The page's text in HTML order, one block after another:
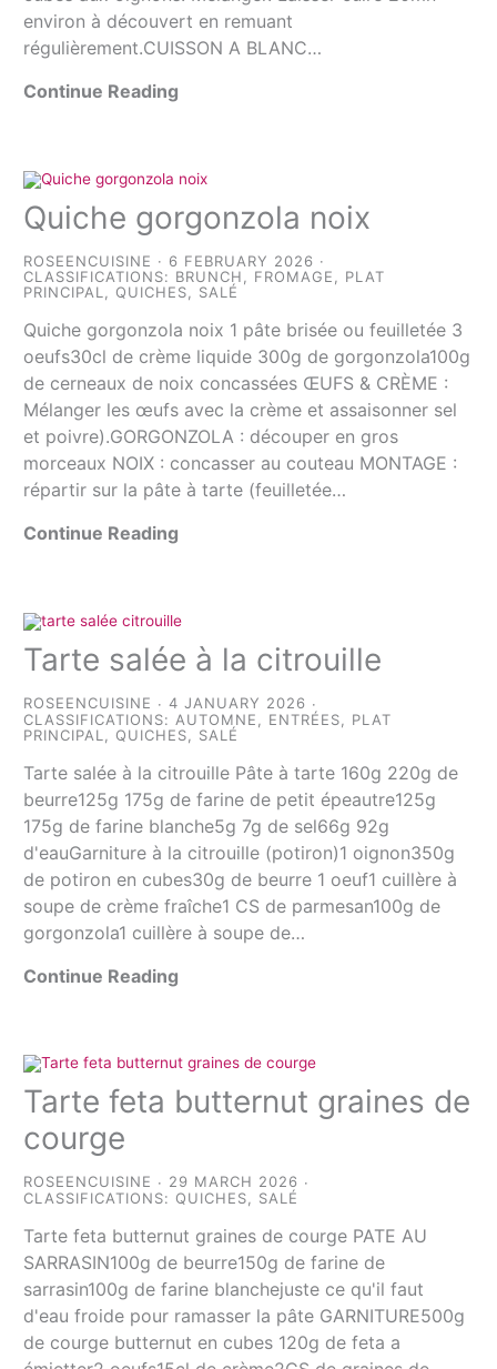
environ à découvert en remuant
régulièrement.CUISSON A BLANC…
Continue Reading
Quiche gorgonzola noix
ROSEENCUISINE
6 FEBRUARY 2026
CLASSIFICATIONS: BRUNCH, FROMAGE, PLAT
PRINCIPAL,QUICHES, SALÉ
Quiche gorgonzola noix 1 pâte brisée ou feuilletée 3
oeufs30cl de crème liquide 300g de gorgonzola100g
de cerneaux de noix concassées ŒUFS & CRÈME :
Mélanger les œufs avec la crème et assaisonner sel
et poivre).GORGONZOLA : découper en gros
morceaux NOIX : concasser au couteau MONTAGE :
répartir sur la pâte à tarte (feuilletée…
Continue Reading
Tarte salée à la citrouille
ROSEENCUISINE
4 JANUARY 2026
CLASSIFICATIONS: AUTOMNE ENTRÉES
PLAT
PRINCIPAL
,QUICHES SALÉ
Tarte salée à la citrouille Pâte à tarte 160g 220g de
beurre125g 175g de farine de petit épeautre125g
175g de farine blanche5g 7g de sel66g 92g
d'eauGarniture à la citrouille (potiron)1 oignon350g
de potiron en cubes30g de beurre 1 oeuf1 cuillère à
soupe de crème fraîche1 CS de parmesan100g de
gorgonzola1 cuillère à soupe de…
Continue Reading
Tarte feta butternut graines de
courge
ROSEENCUISINE
29 MARCH 2026
CLASSIFICATIONS:QUICHES, SALÉ
Tarte feta butternut graines de courge PATE AU
SARRASIN100g de beurre150g de farine de
sarrasin100g de farine blanchejuste ce qu'il faut
d'eau froide pour ramasser la pâte GARNITURE500g
de courge butternut en cubes 120g de feta a